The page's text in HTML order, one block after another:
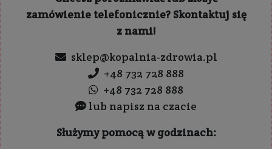
zamówienie telefonicznie? Skontaktuj się
z nami!
sklep@kopalnia-zdrowia.pl
+48 732 728 888
+48 732 728 888
lub napisz na czacie
Służymy pomocą w godzinach: